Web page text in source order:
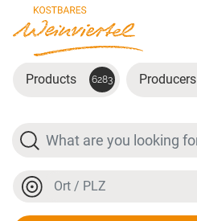
Skip to main content
Products 6283 Producers
Search
Location or postal code